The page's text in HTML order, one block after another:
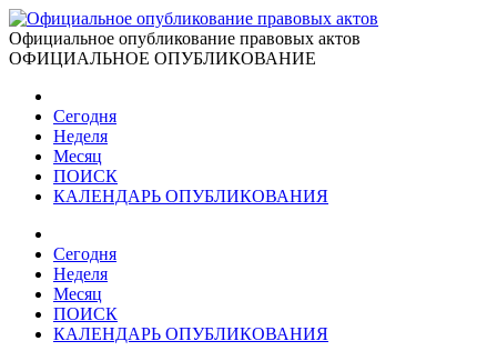
Официальное опубликование правовых актов
ОФИЦИАЛЬНОЕ ОПУБЛИКОВАНИЕ
Сегодня
Неделя
Месяц
ПОИСК
КАЛЕНДАРЬ ОПУБЛИКОВАНИЯ
Сегодня
Неделя
Месяц
ПОИСК
КАЛЕНДАРЬ ОПУБЛИКОВАНИЯ